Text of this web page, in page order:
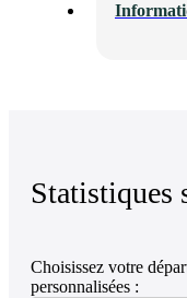
Statistiques
Choisissez votre
personnalisées :